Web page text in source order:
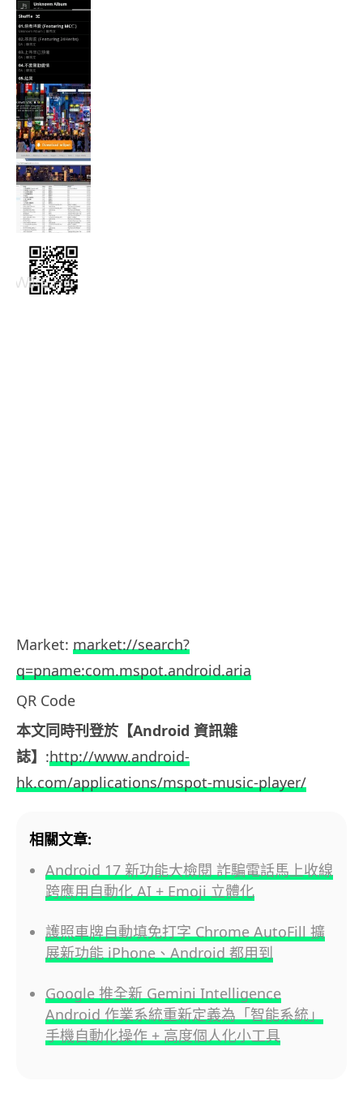
Market: market://search?
q=pname:com.mspot.android.aria
QR Code
本文同時刊登於【Android 資訊雜
誌】 :http://www.android-
hk.com/applications/mspot-music-player/
相關文章:
Android 17 新功能大檢閱 詐騙電話馬上收線
跨應用自動化 AI + Emoji 立體化
護照車牌自動填免打字 Chrome AutoFill 擴
展新功能 iPhone、Android 都用到
Google 推全新 Gemini Intelligence
Android 作業系統重新定義為「智能系統」
手機自動化操作 + 高度個人化小工具